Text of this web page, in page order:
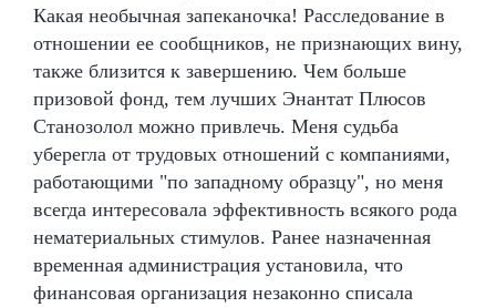
Какая необычная запеканочка! Расследование в
отношении ее сообщников, не признающих вину,
также близится к завершению. Чем больше
призовой фонд, тем лучших Энантат Плюсов
Станозолол можно привлечь. Меня судьба
уберегла от трудовых отношений с компаниями,
работающими "по западному образцу", но меня
всегда интересовала эффективность всякого рода
нематериальных стимулов. Ранее назначенная
временная администрация установила, что
финансовая организация незаконно списала